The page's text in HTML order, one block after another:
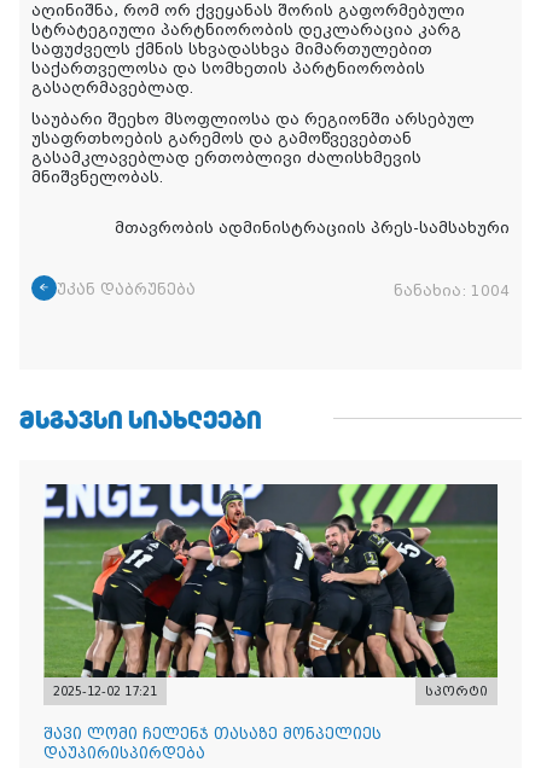
აღინიშნა, რომ ორ ქვეყანას შორის გაფორმებული
სტრატეგიული პარტნიორობის დეკლარაცია კარგ
საფუძველს ქმნის სხვადასხვა მიმართულებით
საქართველოსა და სომხეთის პარტნიორობის
გასაღრმავებლად.
საუბარი შეეხო მსოფლიოსა და რეგიონში არსებულ
უსაფრთხოების გარემოს და გამოწვევებთან
გასამკლავებლად ერთობლივი ძალისხმევის
მნიშვნელობას.
მთავრობის ადმინისტრაციის პრეს-სამსახური
უკან დაბრუნება ნანახია: 1004
ᲛᲡᲒᲐᲕᲡᲘ ᲡᲘᲐᲮᲚᲔᲔᲑᲘ
2025-12-02 17:21 სპორტი
შავი ლომი ჩელენჯ თასაზე მონპელიეს
დაუპირისპირდება